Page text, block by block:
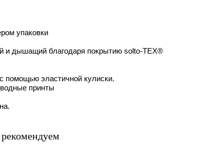
упаковки
и дышащий благодаря покрытию solto-TEX®
помощью эластичной кулиски.
принты